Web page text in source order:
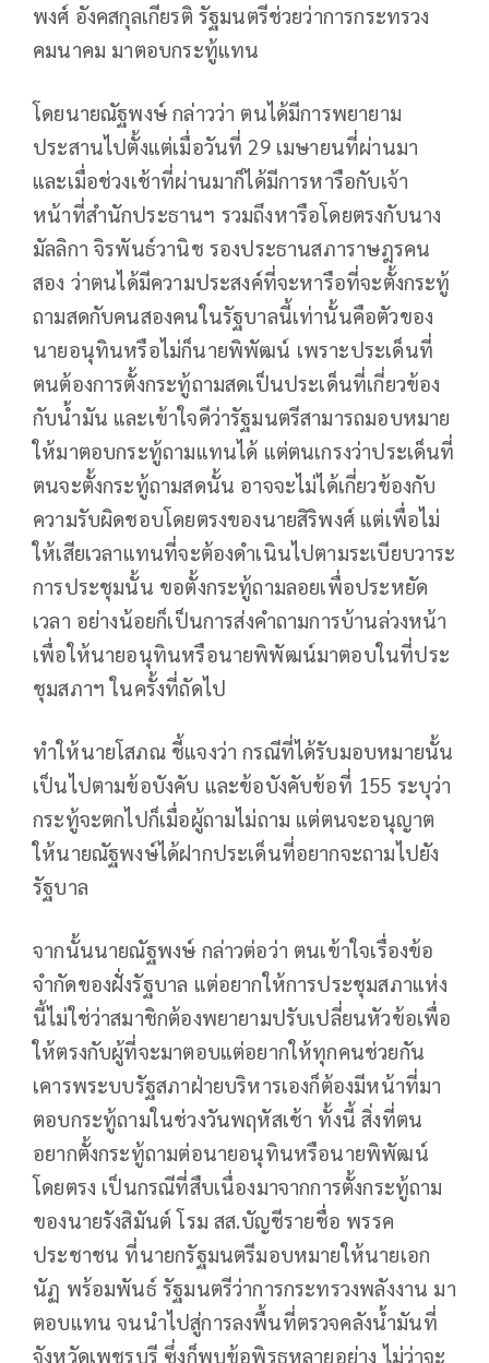
พงศ์ อังคสกุลเกียรติ รัฐมนตรีช่วยว่าการกระทรวง
คมนาคม มาตอบกระทู้แทน
โดยนายณัฐพงษ์ กล่าวว่า ตนได้มีการพยายาม
ประสานไปตั้งแต่เมื่อวันที่ 29 เมษายนที่ผ่านมา
และเมื่อช่วงเช้าที่ผ่านมาก็ได้มีการหารือกับเจ้า
หน้าที่สำนักประธานฯ รวมถึงหารือโดยตรงกับนาง
มัลลิกา จิรพันธ์วานิช รองประธานสภาราษฎรคน
สอง ว่าตนได้มีความประสงค์ที่จะหารือที่จะตั้งกระทู้
ถามสดกับคนสองคนในรัฐบาลนี้เท่านั้นคือตัวของ
นายอนุทินหรือไม่ก็นายพิพัฒน์ เพราะประเด็นที่
ตนต้องการตั้งกระทู้ถามสดเป็นประเด็นที่เกี่ยวข้อง
กับน้ำมัน และเข้าใจดีว่ารัฐมนตรีสามารถมอบหมาย
ให้มาตอบกระทู้ถามแทนได้ แต่ตนเกรงว่าประเด็นที่
ตนจะตั้งกระทู้ถามสดนั้น อาจจะไม่ได้เกี่ยวข้องกับ
ความรับผิดชอบโดยตรงของนายสิริพงศ์ แต่เพื่อไม่
ให้เสียเวลาแทนที่จะต้องดำเนินไปตามระเบียบวาระ
การประชุมนั้น ขอตั้งกระทู้ถามลอยเพื่อประหยัด
เวลา อย่างน้อยก็เป็นการส่งคำถามการบ้านล่วงหน้า
เพื่อให้นายอนุทินหรือนายพิพัฒน์มาตอบในที่ประ
ชุมสภาฯ ในครั้งที่ถัดไป
ทำให้นายโสภณ ชี้แจงว่า กรณีที่ได้รับมอบหมายนั้น
เป็นไปตามข้อบังคับ และข้อบังคับข้อที่ 155 ระบุว่า
กระทู้จะตกไปก็เมื่อผู้ถามไม่ถาม แต่ตนจะอนุญาต
ให้นายณัฐพงษ์ได้ฝากประเด็นที่อยากจะถามไปยัง
รัฐบาล
จากนั้นนายณัฐพงษ์ กล่าวต่อว่า ตนเข้าใจเรื่องข้อ
จำกัดของฝั่งรัฐบาล แต่อยากให้การประชุมสภาแห่ง
นี้ไม่ใช่ว่าสมาชิกต้องพยายามปรับเปลี่ยนหัวข้อเพื่อ
ให้ตรงกับผู้ที่จะมาตอบแต่อยากให้ทุกคนช่วยกัน
เคารพระบบรัฐสภาฝ่ายบริหารเองก็ต้องมีหน้าที่มา
ตอบกระทู้ถามในช่วงวันพฤหัสเช้า ทั้งนี้ สิ่งที่ตน
อยากตั้งกระทู้ถามต่อนายอนุทินหรือนายพิพัฒน์
โดยตรง เป็นกรณีที่สืบเนื่องมาจากการตั้งกระทู้ถาม
ของนายรังสิมันต์ โรม สส.บัญชีรายชื่อ พรรค
ประชาชน ที่นายกรัฐมนตรีมอบหมายให้นายเอก
นัฏ พร้อมพันธ์ รัฐมนตรีว่าการกระทรวงพลังงาน มา
ตอบแทน จนนำไปสู่การลงพื้นที่ตรวจคลังน้ำมันที่
จังหวัดเพชรบุรี ซึ่งก็พบข้อพิรุธหลายอย่าง ไม่ว่าจะ